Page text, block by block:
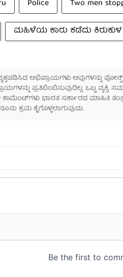
Police
Two men
ಮಹಿಳೆಯ ಕಾರು ಕಡೆದು ಕಿರುಕುಳ
ಅಭಿಪ್ರಾಯಗಳು ಅವುಗಳನ್ನು
ಪ್ರತಿಬಿಂಬಿಸುವುದಿಲ್ಲ. ಒಬ್ಬ
ಭಾರತ ಸರ್ಕಾರದ ಮಾಹಿತಿ
ಕ್ರಮ ಕೈಗೊಳ್ಳಲಾಗುವುದು.